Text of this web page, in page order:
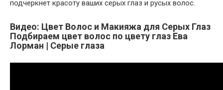
подчеркнет красоту ваших серых глаз и русых волос.
Видео: Цвет Волос и Макияжа для Серых Глаз
Подбираем цвет волос по цвету глаз Ева
Лорман | Серые глаза